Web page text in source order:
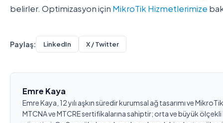
belirler. Optimizasyon için MikroTik Hizmetlerimize
Paylaş: LinkedIn X / Twitter
Emre Kaya
Emre Kaya, 12 yılı aşkın süredir kurumsal ağ tasarımı ve
MTCNA ve MTCRE sertifikalarına sahiptir; orta ve büyük